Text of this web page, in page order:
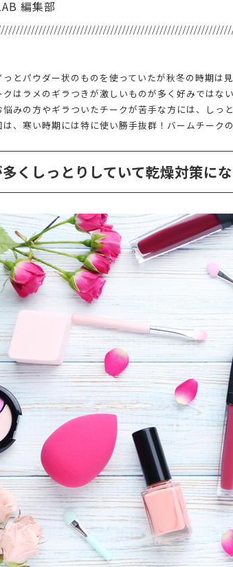
編集部
っとパウダー状のものを使っていたが秋冬の時期は
クはラメのギラつきが激しいものが多く好みでは
みの方やギラついたチークが苦手な方には、しっ
は、寒い時期には特に使い勝手抜群！バームチーク
くしっとりしていて乾燥対策に